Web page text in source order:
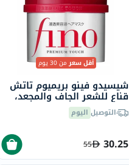
أقل سعرمن 30 يوم
شيسيدو فينو بريميوم تاتش
قناع للشعر الجاف والمجعد،
230 جرامالتوصيل اليوم
30.25
55